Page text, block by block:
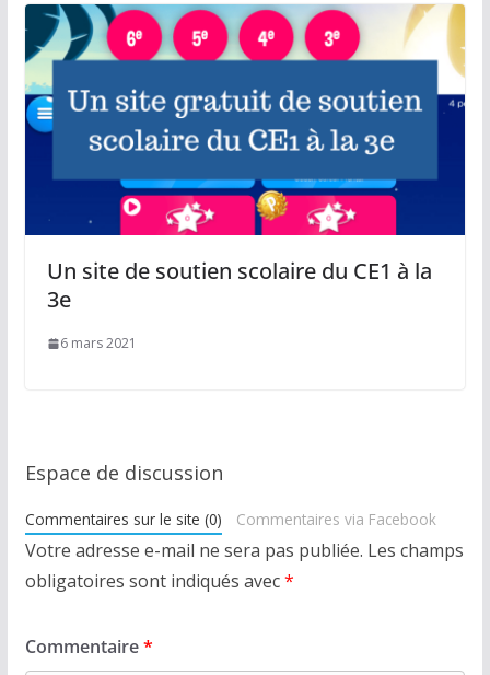
Un site de soutien scolaire du CE1 à la
3e
6 mars 2021
Espace de discussion
Commentaires sur le site (0) Commentaires via Facebook
Votre adresse e-mail ne sera pas publiée. Les champs
obligatoires sont indiqués avec*
Commentaire*